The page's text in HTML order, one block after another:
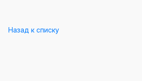
Назад к списку